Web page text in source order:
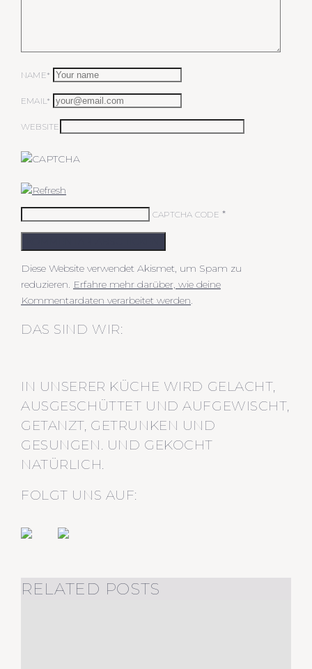
NAME*
EMAIL*
WEBSITE
CAPTCHA CODE *
Diese Website verwendet Akismet, um Spam zu
reduzieren. Erfahre mehr darüber, wie deine
Kommentardaten verarbeitet werden.
DAS SIND WIR:
IN UNSERER KÜCHE WIRD GELACHT,
AUSGESCHÜTTET UND AUFGEWISCHT,
GETANZT, GETRUNKEN UND
GESUNGEN. UND GEKOCHT
NATÜRLICH.
FOLGT UNS AUF:
RELATED POSTS